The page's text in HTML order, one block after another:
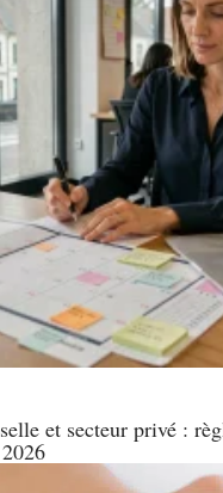
et secteur privé :